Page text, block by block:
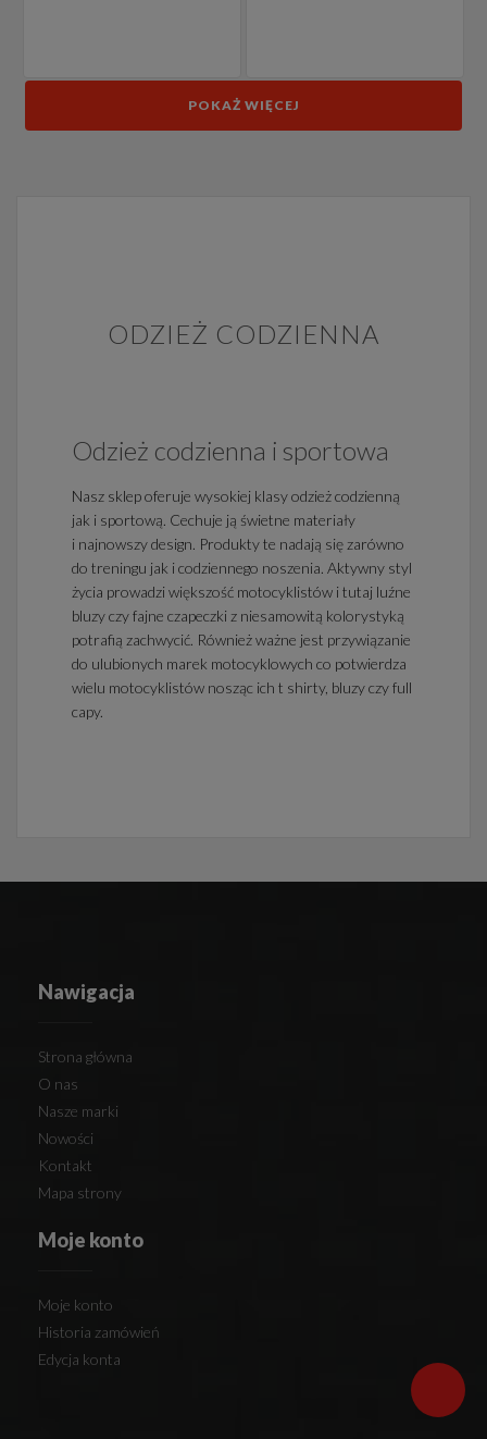
POKAŻ WIĘCEJ
ODZIEŻ CODZIENNA
Odzież codzienna i sportowa
Nasz sklep oferuje wysokiej klasy odzież codzienną
jak i sportową. Cechuje ją świetne materiały
i najnowszy design. Produkty te nadają się zarówno
do treningu jak i codziennego noszenia. Aktywny styl
życia prowadzi większość motocyklistów i tutaj luźne
bluzy czy fajne czapeczki z niesamowitą kolorystyką
potrafią zachwycić. Również ważne jest przywiązanie
do ulubionych marek motocyklowych co potwierdza
wielu motocyklistów nosząc ich t shirty, bluzy czy full
capy.
Nawigacja
Strona główna
O nas
Nasze marki
Nowości
Kontakt
Mapa strony
Moje konto
Moje konto
Historia zamówień
Edycja konta